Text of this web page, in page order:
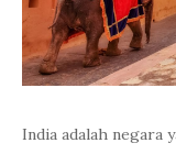
India adalah negara